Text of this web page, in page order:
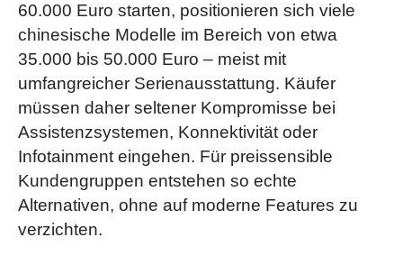
60.000 Euro starten, positionieren sich viele
chinesische Modelle im Bereich von etwa
35.000 bis 50.000 Euro – meist mit
umfangreicher Serienausstattung. Käufer
müssen daher seltener Kompromisse bei
Assistenzsystemen, Konnektivität oder
Infotainment eingehen. Für preissensible
Kundengruppen entstehen so echte
Alternativen, ohne auf moderne Features zu
verzichten.